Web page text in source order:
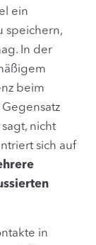
ein
speichern,
In der
beim
Gegensatz
nicht
sich auf
in